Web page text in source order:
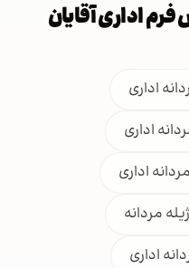
اداری آقایان
اداری
اداری
اداری
مردانه
اداری